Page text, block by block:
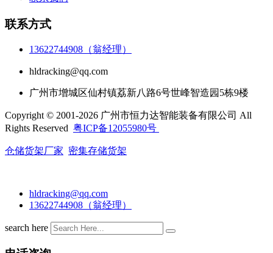
联系方式
13622744908（翁经理）
hldracking@qq.com
广州市增城区仙村镇荔新八路6号世峰智造园5栋9楼
Copyright © 2001-2026 广州市恒力达智能装备有限公司 All
Rights Reserved 粤ICP备12055980号
仓储货架厂家 密集存储货架
hldracking@qq.com
13622744908（翁经理）
search here